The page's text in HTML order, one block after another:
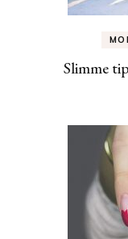
Slimme